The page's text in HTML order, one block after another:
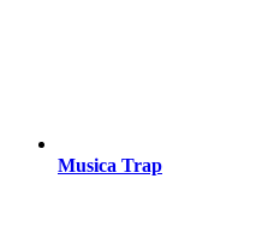
Musica Trap